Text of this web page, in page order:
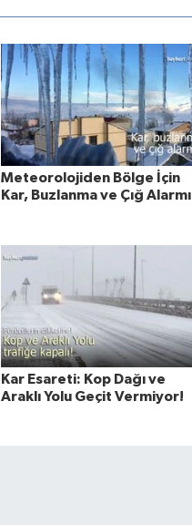
Meteorolojiden Bölge İçin
Kar, Buzlanma ve Çığ Alarmı
Kar Esareti: Kop Dağı ve
Araklı Yolu Geçit Vermiyor!